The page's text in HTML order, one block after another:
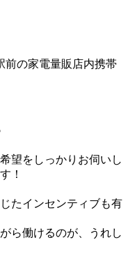
の家電量販店内携帯
望をしっかりお伺いし
！
たインセンティブも有
ら働けるのが、うれし